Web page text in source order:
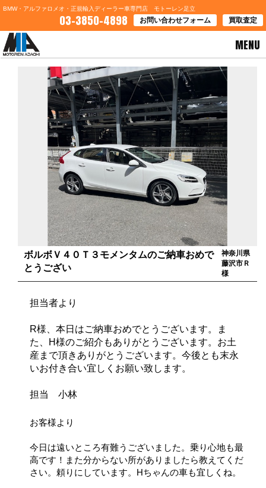
BMW・アルファロメオ・正規輸入ディーラー車専門店 モトーレン足立
03-3850-4898 お問い合わせフォーム 買取査定
MENU
HOME>お客様の声
ボルボＶ４０Ｔ３モメンタムのご納車おめで
とうござい
神奈川県
藤沢市Ｒ
様
担当者より
R様、本日はご納車おめでとうございます。ま
た、H様のご紹介もありがとうございます。お土
産まで頂きありがとうございます。今後とも末永
いお付き合い宜しくお願い致します。
担当 小林
お客様より
今日は遠いところ有難うございました。乗り心地も最
高です！また分からない所がありましたら教えてくだ
さい。頼りにしています。Hちゃんの車も宜しくね。